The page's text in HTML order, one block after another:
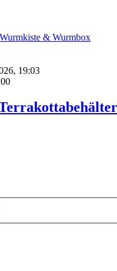
& Wurmbox
19:03